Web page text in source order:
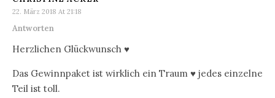
22. März 2018 At 21:18
Antworten
Herzlichen Glückwunsch ♥
Das Gewinnpaket ist wirklich ein Traum ♥ jedes einzelne
Teil ist toll.